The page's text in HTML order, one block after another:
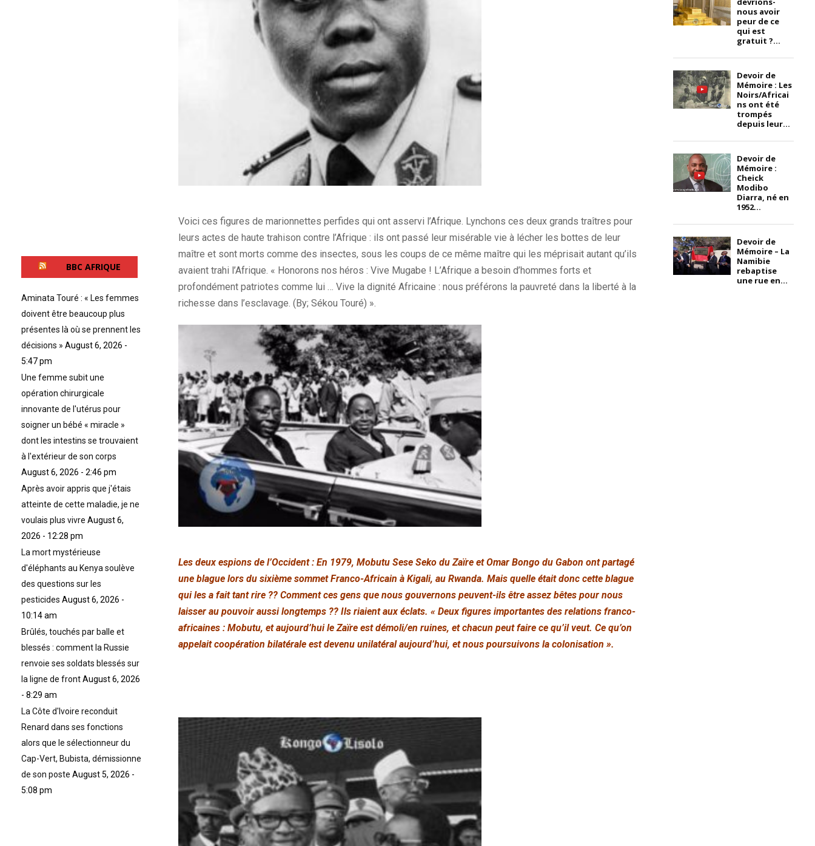
Voici ces figures de marionnettes perfides qui ont asservi l’Afrique. Lynchons ces deux grands traîtres pour
leurs actes de haute trahison contre l’Afrique : ils ont passé leur misérable vie à lécher les bottes de leur
maître et sont morts comme des insectes, sous les coups de ce même maître qui les méprisait autant qu’ils
avaient trahi l’Afrique. « Honorons nos héros : Vive Mugabe ! L’Afrique a besoin d’hommes forts et
profondément patriotes comme lui … Vive la dignité Africaine : nous préférons la pauvreté dans la liberté à la
richesse dans l’esclavage. (By; Sékou Touré) ».
Les deux espions de l’Occident : En 1979, Mobutu Sese Seko du Zaïre et Omar Bongo du Gabon ont partagé
une blague lors du sixième sommet Franco-Africain à Kigali, au Rwanda. Mais quelle était donc cette blague
qui les a fait tant rire ?? Comment ces gens que nous gouvernons peuvent-ils être assez bêtes pour nous
laisser au pouvoir aussi longtemps ?? Ils riaient aux éclats. « Deux figures importantes des relations franco-
africaines : Mobutu, et aujourd’hui le Zaïre est démoli/en ruines, et chacun peut faire ce qu’il veut. Ce qu’on
appelait coopération bilatérale est devenu unilatéral aujourd’hui, et nous poursuivons la colonisation ».
BBC AFRIQUE
Aminata Touré : « Les femmes
doivent être beaucoup plus
présentes là où se prennent les
décisions » August 6, 2026 -
5:47 pm
Une femme subit une
opération chirurgicale
innovante de l'utérus pour
soigner un bébé « miracle »
dont les intestins se trouvaient
à l'extérieur de son corps
August 6, 2026 - 2:46 pm
Après avoir appris que j'étais
atteinte de cette maladie, je ne
voulais plus vivre August 6,
2026 - 12:28 pm
La mort mystérieuse
d'éléphants au Kenya soulève
des questions sur les
pesticides August 6, 2026 -
10:14 am
Brûlés, touchés par balle et
blessés : comment la Russie
renvoie ses soldats blessés sur
la ligne de frontAugust 6, 2026
- 8:29 am
La Côte d'Ivoire reconduit
Renard dans ses fonctions
alors que le sélectionneur du
Cap-Vert, Bubista, démissionne
de son poste August 5, 2026 -
5:08 pm
nous avoir
peur de ce
qui est
gratuit ?...
Devoir de
Mémoire : Les
Noirs/Africai
ns ont été
trompés
depuis leur...
Devoir de
Mémoire :
Cheick
Modibo
Diarra, né en
1952...
Devoir de
Mémoire – La
Namibie
rebaptise
une rue en...